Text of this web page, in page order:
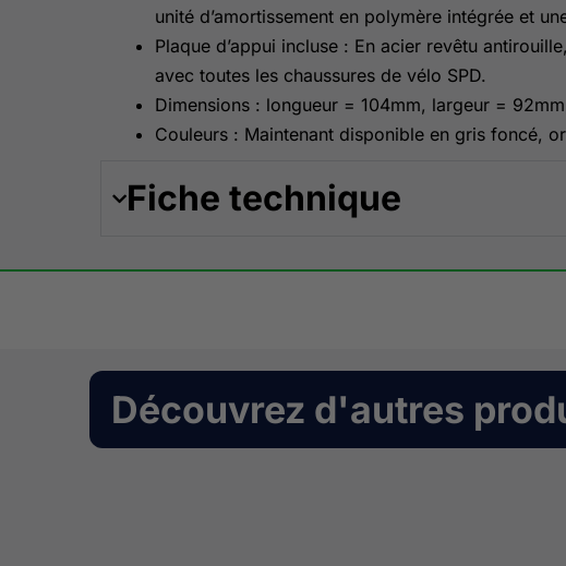
unité d’amortissement en polymère intégrée et
Plaque d’appui incluse : En acier revêtu
avec toutes les chaussures de vélo SPD.
Dimensions : longueur = 104mm, largeur =
Couleurs : Maintenant disponible en gris foncé,
Fiche technique
Découvrez d'autres